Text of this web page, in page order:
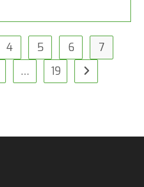
4 5 6
7
… 19 Idi na slijedeću